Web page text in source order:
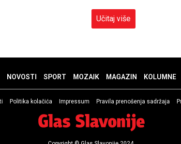
Učitaj više
NOVOSTI SPORT MOZAIK MAGAZIN KOLUMNE
Politika kolačića Impressum Pravila prenošenja sadržaja